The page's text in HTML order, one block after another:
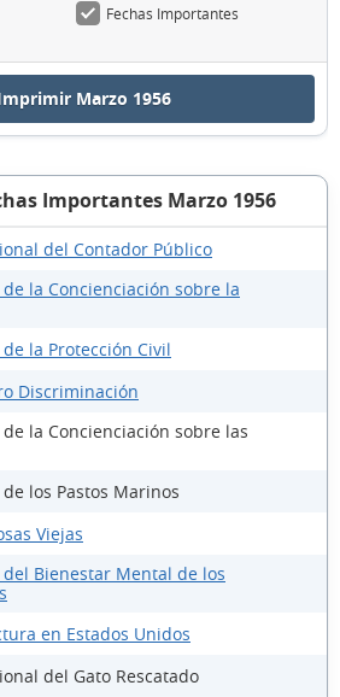
Fechas Importantes
Marzo 1956
Importantes Marzo 1956
del Contador Público
la Concienciación sobre la
la Protección Civil
Discriminación
la Concienciación sobre las
los Pastos Marinos
Viejas
Bienestar Mental de los
en Estados Unidos
del Gato Rescatado